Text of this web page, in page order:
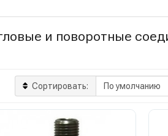
и поворотные
Сортировать: